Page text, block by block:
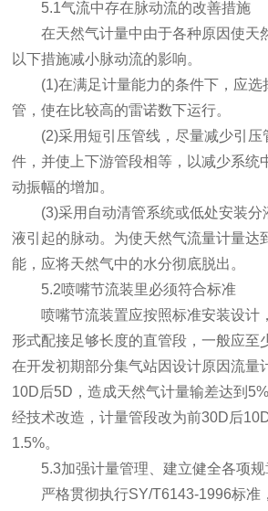
5.1气流中存在脉动流的改善措施
在天然气计量中由于各种原因使天
以下措施减小脉动流的影响。
(1)在满足计量能力的条件下，应选
管，使在比较高的雷诺数下运行。
(2)采用短引压管线，尽量减少引压
件，并使上下游管段相等，以减少系统
动振幅的增加。
(3)采用自动清管系统或低处安装分
液引起的脉动。为使天然气流量计量达
能，应将天然气中的水分彻底脱出。
5.2喷嘴节流装里必须符合标准
喷嘴节流装置应按照标准安装设计
形式配接足够长度的直管段，一般应至
在开发初期部分集气站因设计原因流量
10D后5D，造成天然气计量输差达到
经技术改造，计量管段改为前30D后
1.5%。
5.3加强计量管理、建立健全各项规
严格贯彻执行SY/T6143-1996标准